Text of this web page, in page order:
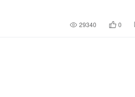
29340 0